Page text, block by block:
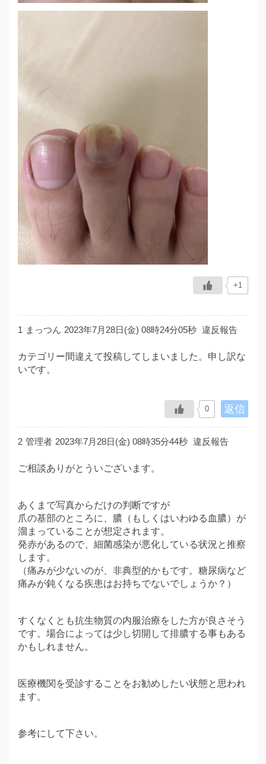
+1
1 まっつん 2023年7月28日(金) 08時24分05秒 違反報告
カテゴリー間違えて投稿してしまいました。申し訳な
いです。
返信
0
2 管理者 2023年7月28日(金) 08時35分44秒 違反報告
ご相談ありがとういございます。
あくまで写真からだけの判断ですが
爪の基部のところに、膿（もしくはいわゆる血膿）が
溜まっていることが想定されます。
発赤があるので、細菌感染が悪化している状況と推察
します。
（痛みが少ないのが、非典型的かもです。糖尿病など
痛みが鈍くなる疾患はお持ちでないでしょうか？）
すくなくとも抗生物質の内服治療をした方が良さそう
です。場合によっては少し切開して排膿する事もある
かもしれません。
医療機関を受診することをお勧めしたい状態と思われ
ます。
参考にして下さい。